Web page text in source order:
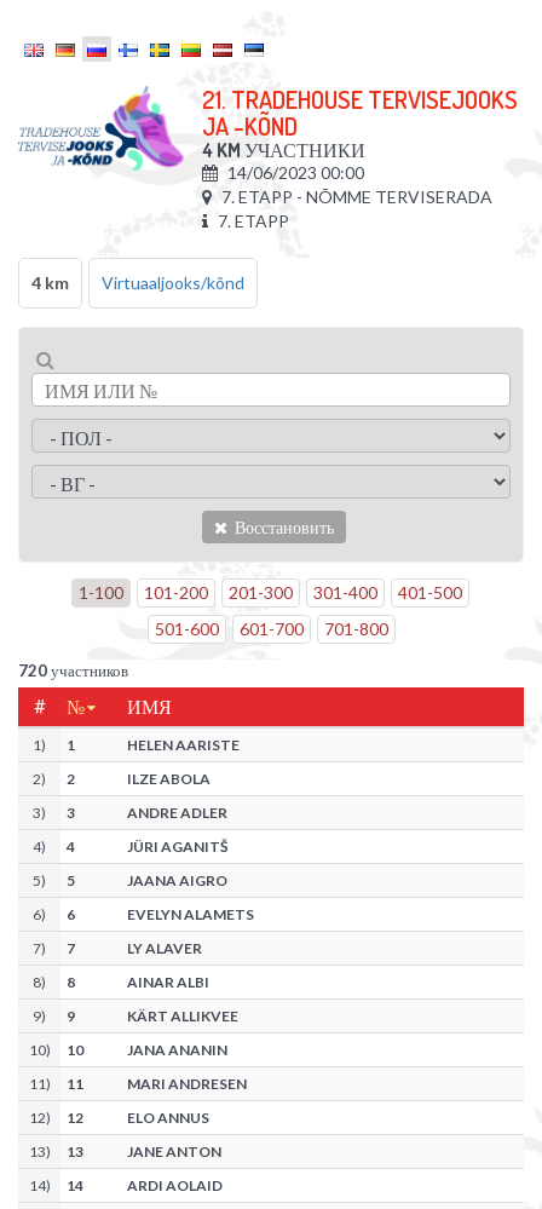
21. TRADEHOUSE TERVISEJOOKS
JA -KÕND
4 KM УЧАСТНИКИ
14/06/2023 00:00
7. ETAPP - NÕMME TERVISERADA
7. ETAPP
4 km Virtuaaljooks/kõnd
Восстановить
1-100 101-200 201-300 301-400 401-500
501-600 601-700 701-800
720участников
# № ИМЯ
1) 1
HELEN AARISTE
2) 2
ILZE ABOLA
3) 3
ANDRE ADLER
4) 4
JÜRI AGANITŠ
5) 5
JAANA AIGRO
6) 6
EVELYN ALAMETS
7) 7
LY ALAVER
8) 8
AINAR ALBI
9) 9
KÄRT ALLIKVEE
10) 10
JANA ANANIN
11) 11
MARI ANDRESEN
12) 12
ELO ANNUS
13) 13
JANE ANTON
14) 14
ARDI AOLAID